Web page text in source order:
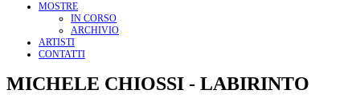
MOSTRE
IN CORSO
ARCHIVIO
ARTISTI
CONTATTI
MICHELE CHIOSSI - LABIRINTO